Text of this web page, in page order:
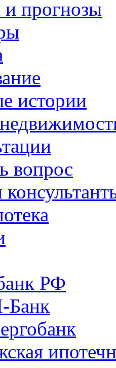
прогнозы
истории
вопрос
РФ